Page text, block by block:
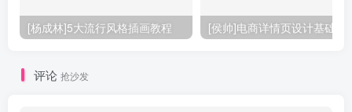
[杨成林]5大流行风格插画教程 [侯帅]电商详情页设计基础
评论 抢沙发